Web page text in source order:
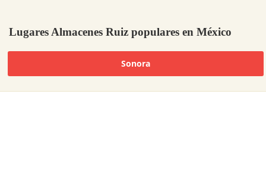
Lugares Almacenes Ruiz populares en México
Sonora